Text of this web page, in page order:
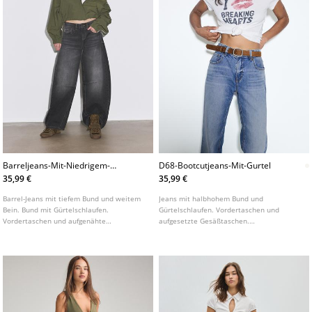
Barreljeans-Mit-Niedrigem-
Bund
35,99 €
Barrel-Jeans mit tiefem Bund und weitem
Bein. Bund mit Gürtelschlaufen.
Vordertaschen und aufgenähte
D68-Bootcutjeans-Mit-Gurtel
35,99 €
Jeans mit halbhohem Bund und
Gürtelschlaufen. Vordertaschen und
aufgesetzte Gesäßtaschen.
Bein bis zum Knie und leicht ausgestellter